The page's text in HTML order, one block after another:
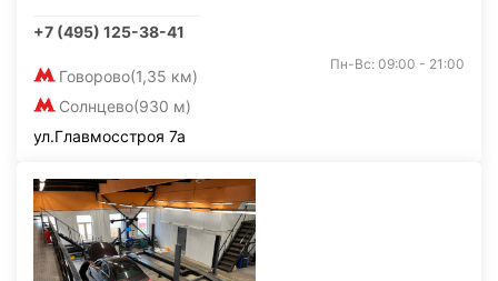
+7 (495) 125-38-41
Говорово(1,35 км)
Солнцево(930 м)
Пн-Вс: 09:00 - 21:00
ул.Главмосстроя 7а